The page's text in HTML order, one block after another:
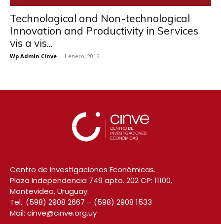
Technological and Non-technological
Innovation and Productivity in Services
vis a vis...
Wp Admin Cinve - 1 enero, 2016
Centro de Investigaciones Económicas.
Plaza Independencia 749 apto. 202 CP: 11100,
Montevideo, Uruguay.
Tel.: (598) 2908 2667 – (598) 2908 1533
Mail: cinve@cinve.org.uy